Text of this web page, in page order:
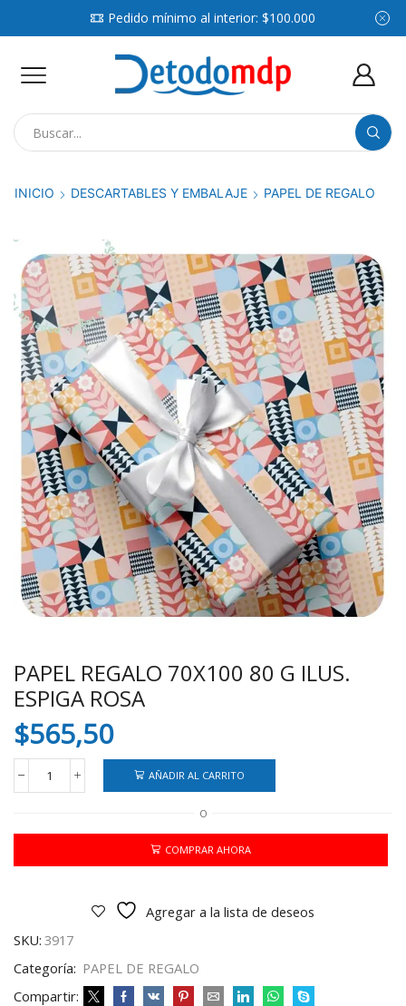
Pedido mínimo al interior: $100.000
INICIO DESCARTABLES Y EMBALAJE PAPEL DE REGALO
PAPEL REGALO 70X100 80 G ILUS.
ESPIGA ROSA
$565,50
PAPEL
80
ILUS.
cantidad
AÑADIR AL CARRITO
O
COMPRAR AHORA
Agregar a la lista de deseos
SKU: 3917
Categoría: PAPEL DE REGALO
Compartir: